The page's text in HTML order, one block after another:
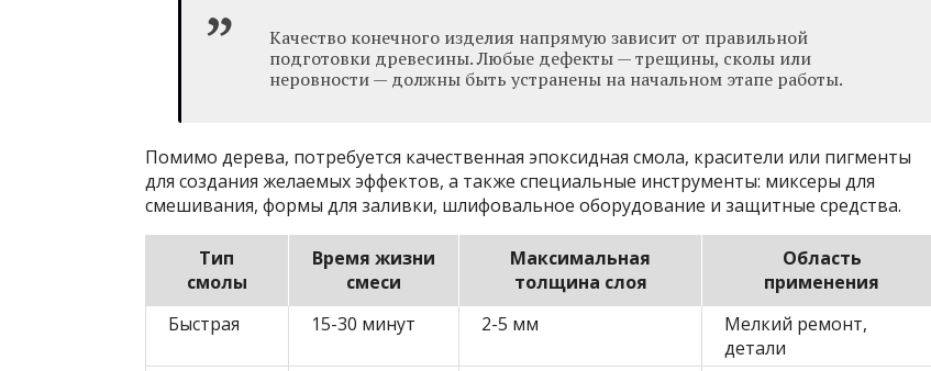
Качество конечного изделия напрямую зависит от правильной
подготовки древесины. Любые дефекты — трещины, сколы или
неровности — должны быть устранены на начальном этапе работы.
Помимо дерева, потребуется качественная эпоксидная смола, красители или пигменты
для создания желаемых эффектов, а также специальные инструменты: миксеры для
смешивания, формы для заливки, шлифовальное оборудование и защитные средства.
Тип
смолы
Время жизни
смеси
Максимальная
толщина слоя
Область
применения
Быстрая
15-30 минут 2-5 мм
Мелкий ремонт,
детали